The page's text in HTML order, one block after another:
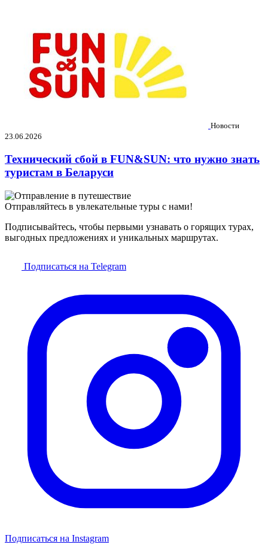
Новости
23.06.2026
Технический сбой в FUN&SUN: что нужно знать
туристам в Беларуси
Отправляйтесь в увлекательные туры с нами!
Подписывайтесь, чтобы первыми узнавать о горящих турах,
выгодных предложениях и уникальных маршрутах.
Подписаться на Telegram
Подписаться на Instagram